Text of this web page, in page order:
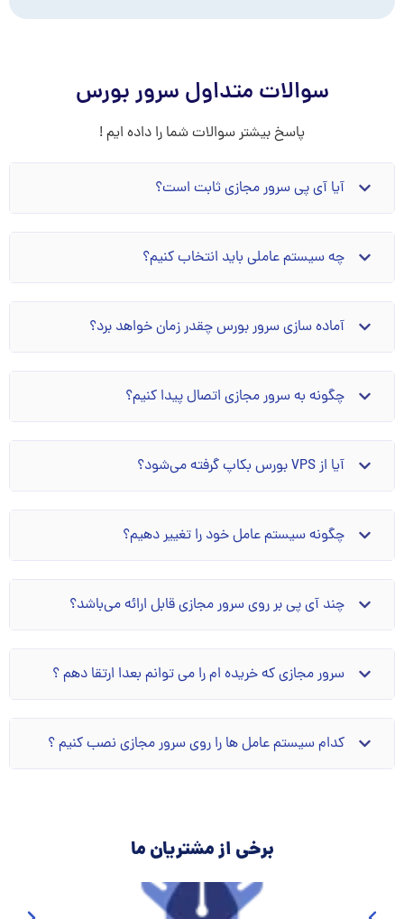
سوالات متداول سرور بورس
پاسخ بیشتر سوالات شما را داده ایم !
آیا آی پی سرور مجازی ثابت است؟
چه سیستم عاملی باید انتخاب کنیم؟
آماده سازی سرور بورس چقدر زمان خواهد برد؟
چگونه به سرور مجازی اتصال پیدا کنیم؟
آیا از VPS بورس بکاپ گرفته می‌شود؟
چگونه سیستم عامل خود را تغییر دهیم؟
چند آی پی بر روی سرور مجازی قابل ارائه می‌باشد؟
سرور مجازی که خریده ام را می توانم بعدا ارتقا دهم ؟
کدام سیستم عامل ها را روی سرور مجازی نصب کنیم ؟
برخی از مشتریان ما